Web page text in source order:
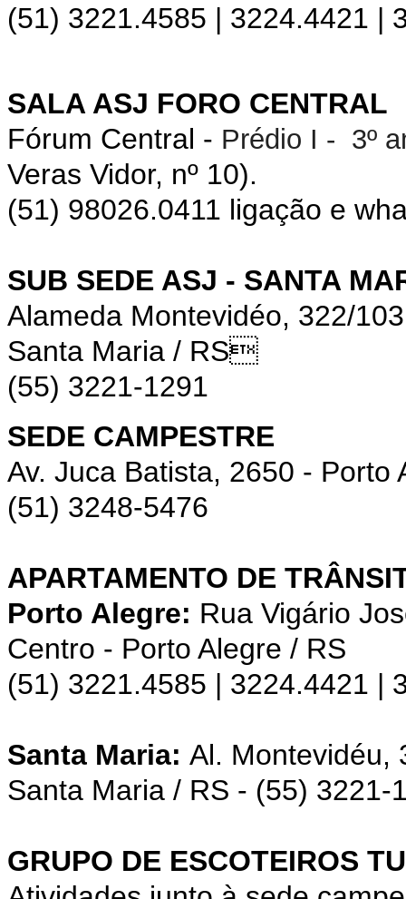
(51) 3221.4585 | 3224.4421 |
SALA ASJ FORO CENTRAL
Fórum Central - Prédio I - 3º
Veras Vidor, nº 10).
(51) 98026.0411 ligação e
SUB SEDE ASJ - SANTA
Alameda Montevidéo, 322/
Santa Maria / RS
(55) 3221-1291
SEDE CAMPESTRE
Av. Juca Batista, 2650 - Porto
(51) 3248-5476
APARTAMENTO DE
Porto Alegre: Rua Vigário
Centro - Porto Alegre / RS
(51) 3221.4585 | 3224.4421 |
Santa Maria: Al. Montevidéu,
Santa Maria / RS - (55) 3221-
GRUPO DE ESCOTEIROS